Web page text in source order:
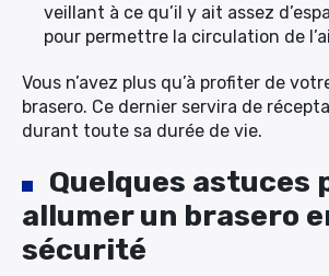
veillant à ce qu’il y ait assez
pour permettre la circulation de
Vous n’avez plus qu’à profiter de
brasero. Ce dernier servira de
durant toute sa durée de vie.
Quelques astuces
allumer un brasero
sécurité